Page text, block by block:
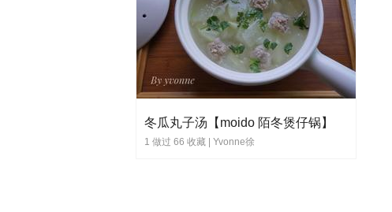
冬瓜丸子汤【moido 陌冬煲仔锅】
1 做过 66 收藏 | Yvonne徐